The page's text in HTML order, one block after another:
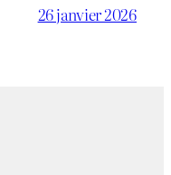
26 janvier 2026